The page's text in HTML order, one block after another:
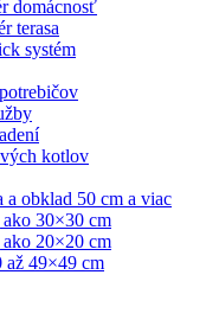
domácnosť
terasa
systém
kotlov
obklad 50 cm a viac
30×30 cm
20×20 cm
až 49×49 cm